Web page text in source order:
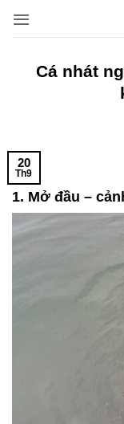
qua
Cá nhát
20
Th9
1. Mở đầu –